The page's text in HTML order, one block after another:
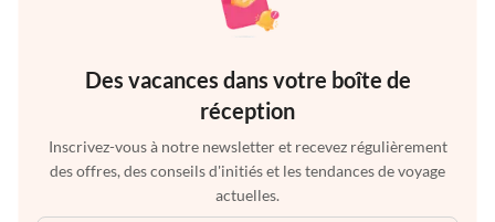
Des vacances dans votre boîte de
réception
Inscrivez-vous à notre newsletter et recevez régulièrement
des offres, des conseils d'initiés et les tendances de voyage
actuelles.